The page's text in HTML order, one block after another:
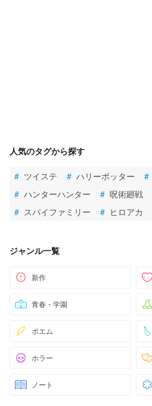
人気のタグから探す
# ツイステ # ハリーポッター #
# ハンターハンター # 呪術廻戦
# スパイファミリー # ヒロアカ
ジャンル一覧
新作
青春・学園
ポエム
ホラー
ノート